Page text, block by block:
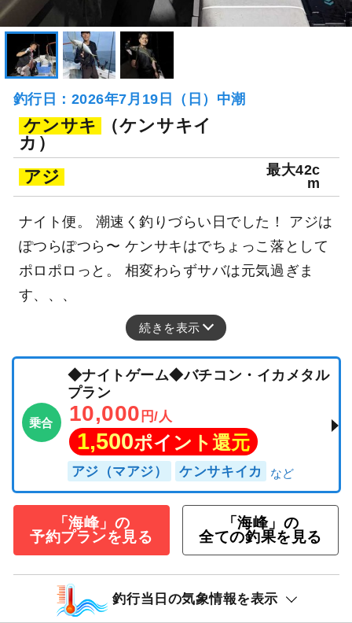
釣行日：2026年7月19日（日）中潮
ケンサキ
（ケンサキイ
カ）
アジ
最大42c
m
ナイト便。 潮速く釣りづらい日でした！ アジは
ぽつらぽつら〜 ケンサキはでちょっこ落として
ポロポロっと。 相変わらずサバは元気過ぎま
す、、、
続きを表示
乗合
◆ナイトゲーム◆バチコン・イカメタル
プラン
10,000 円/人
1,500ポイント還元
アジ（マアジ） ケンサキイカ
「海峰」の
予約プランを見る
「海峰」の
全ての釣果を見る
釣行当日の気象情報を表示